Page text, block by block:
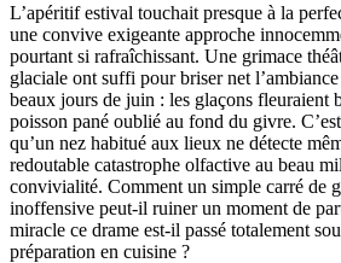
L’apéritif estival touchait presque à la
une convive exigeante approche
pourtant si rafraîchissant. Une grimace
glaciale ont suffi pour briser net
beaux jours de juin : les glaçons fleuraient
poisson pané oublié au fond du givre.
qu’un nez habitué aux lieux ne détecte
redoutable catastrophe olfactive au beau
convivialité. Comment un simple carré de
inoffensive peut-il ruiner un moment de
miracle ce drame est-il passé totalement
préparation en cuisine ?